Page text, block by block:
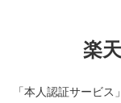
楽
「本人認証サービ